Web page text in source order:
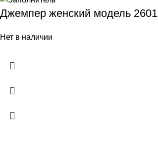
Джемпер женский модель 2601
Нет в наличии